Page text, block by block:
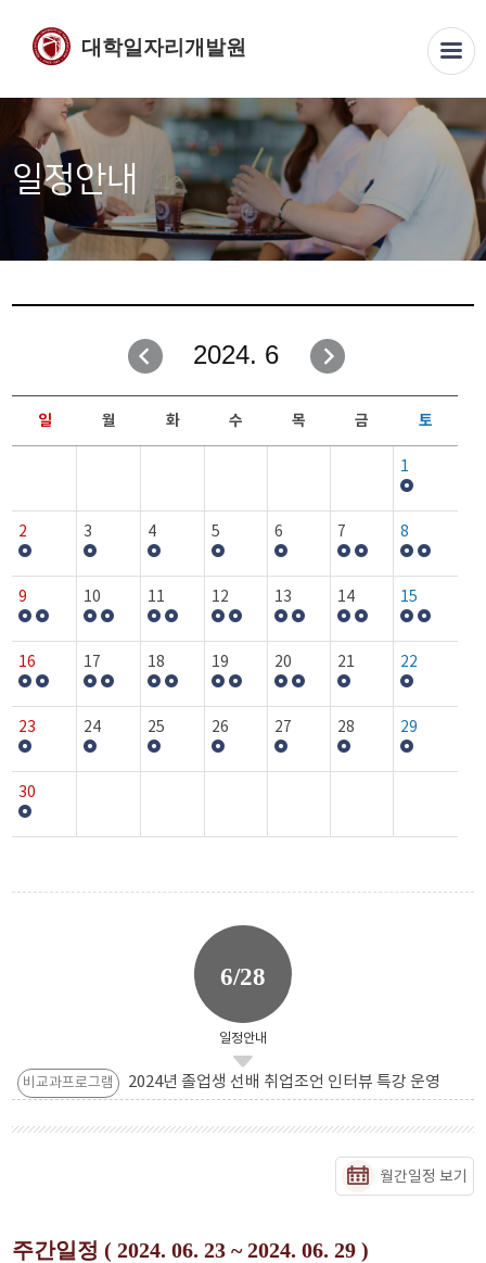
대학일자리개발원
일정안내
2024. 6
일 월 화 수 목 금 토
1
2 3 4 5 6 7 8
9 10 11 12 13 14 15
16 17 18 19 20 21 22
23 24 25 26 27 28 29
30
6/28
일정안내
비교과프로그램 2024년 졸업생 선배 취업조언 인터뷰 특강 운영
월간일정 보기
주간일정 ( 2024. 06. 23 ~ 2024. 06. 29 )